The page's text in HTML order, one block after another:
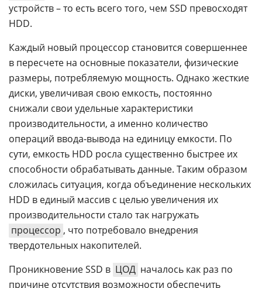
устройств – то есть всего того, чем SSD превосходят
HDD.
Каждый новый процессор становится совершеннее
в пересчете на основные показатели, физические
размеры, потребляемую мощность. Однако жесткие
диски, увеличивая свою емкость, постоянно
снижали свои удельные характеристики
производительности, а именно количество
операций ввода-вывода на единицу емкости. По
сути, емкость HDD росла существенно быстрее их
способности обрабатывать данные. Таким образом
сложилась ситуация, когда объединение нескольких
HDD в единый массив с целью увеличения их
производительности стало так нагружать
процессор , что потребовало внедрения
твердотельных накопителей.
Проникновение SSD в ЦОД началось как раз по
причине отсутствия возможности обеспечить